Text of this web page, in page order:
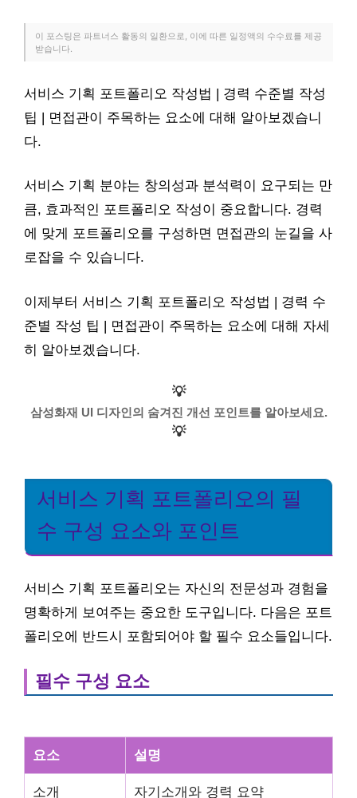
이 포스팅은 파트너스 활동의 일환으로, 이에 따른 일정액의 수수료를 제공
받습니다.
서비스 기획 포트폴리오 작성법 | 경력 수준별 작성
팁 | 면접관이 주목하는 요소에 대해 알아보겠습니
다.
서비스 기획 분야는 창의성과 분석력이 요구되는 만
큼, 효과적인 포트폴리오 작성이 중요합니다. 경력
에 맞게 포트폴리오를 구성하면 면접관의 눈길을 사
로잡을 수 있습니다.
이제부터 서비스 기획 포트폴리오 작성법 | 경력 수
준별 작성 팁 | 면접관이 주목하는 요소에 대해 자세
히 알아보겠습니다.
💡
삼성화재 UI 디자인의 숨겨진 개선 포인트를 알아보세요.
💡
서비스 기획 포트폴리오의 필
수 구성 요소와 포인트
서비스 기획 포트폴리오는 자신의 전문성과 경험을
명확하게 보여주는 중요한 도구입니다. 다음은 포트
폴리오에 반드시 포함되어야 할 필수 요소들입니다.
필수 구성 요소
요소 설명
소개 자기소개와 경력 요약